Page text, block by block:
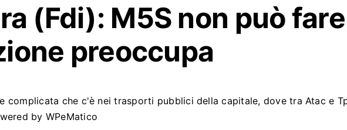
(Fdi): M5S non può
preoccupa
complicata che c'è nei trasporti pubblici della capitale, dove tra Atac e
by WPeMatico